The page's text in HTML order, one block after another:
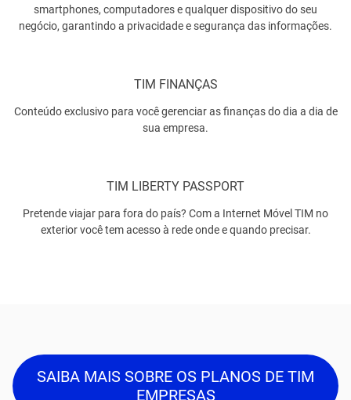
smartphones, computadores e qualquer dispositivo do seu
negócio, garantindo a privacidade e segurança das informações.
TIM FINANÇAS
Conteúdo exclusivo para você gerenciar as finanças do dia a dia de
sua empresa.
TIM LIBERTY PASSPORT
Pretende viajar para fora do país? Com a Internet Móvel TIM no
exterior você tem acesso à rede onde e quando precisar.
SAIBA MAIS SOBRE OS PLANOS DE TIM
EMPRESAS